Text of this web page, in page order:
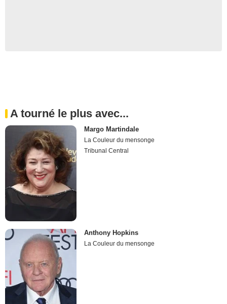
A tourné le plus avec...
Margo Martindale
La Couleur du mensonge
Tribunal Central
Anthony Hopkins
La Couleur du mensonge